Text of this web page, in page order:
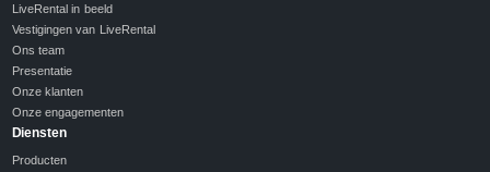
LiveRental in beeld
Vestigingen van LiveRental
Ons team
Presentatie
Onze klanten
Onze engagementen
Diensten
Producten